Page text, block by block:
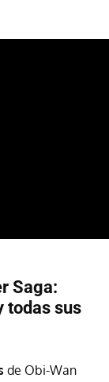
Saga:
todas sus
de Obi-Wan